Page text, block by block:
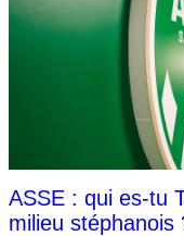
ASSE : qui es-tu
milieu stéphanois